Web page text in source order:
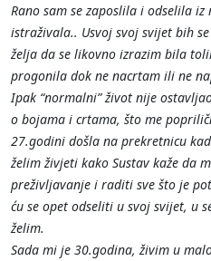
Rano sam se zaposlila i odselila
istraživala.. Usvoj svoj svijet bih
želja da se likovno izrazim bila
progonila dok ne nacrtam ili ne
Ipak “normalni” život nije
o bojama i crtama, što me
27.godini došla na prekretnicu
želim živjeti kako Sustav kaže da
preživljavanje i raditi sve što je
ću se opet odseliti u svoj svijet, u
želim.
Sada mi je 30.godina, živim u